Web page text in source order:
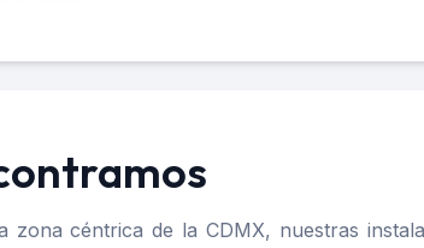
zona céntrica de la CDMX, nuestras